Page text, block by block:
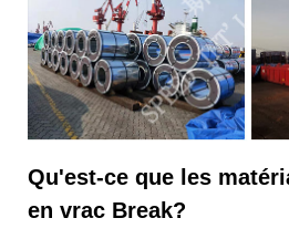
Qu'est-ce que les
en vrac Break?